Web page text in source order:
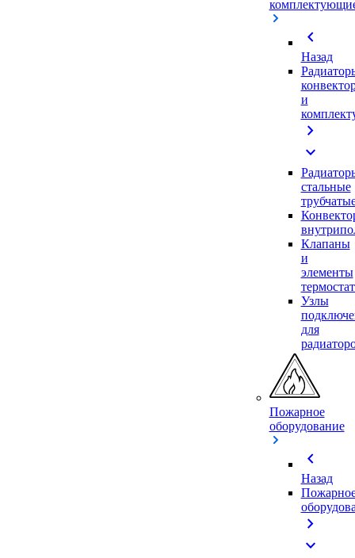
chevron_left
Назад
и
chevron_right
expand_more
стальные
Клапаны
и
элементы
Узлы
для
Пожарное
оборудование
chevron_left
Назад
chevron_right
expand_more